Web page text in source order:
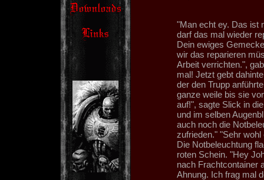
"Man echt ey. Das ist
darf das mal wieder
Dein ewiges
wir das reparieren
Arbeit verrichten.",
mal! Jetzt gebt
der den Trupp
ganze weile bis sie
auf!", sagte Slick in
und im selben
auch noch die
zufrieden." "Sehr
Die Notbeleuchtung
roten Schein. "Hey
nach Frachtcontainer
Ahnung. Ich frag mal